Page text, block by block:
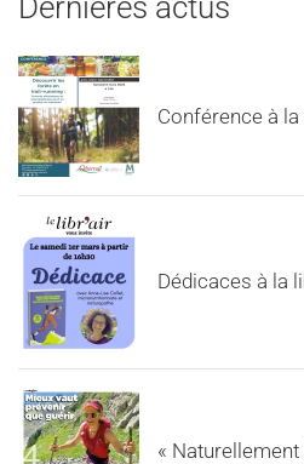
Dernières actus
Conférence à la
Dédicaces à la
«